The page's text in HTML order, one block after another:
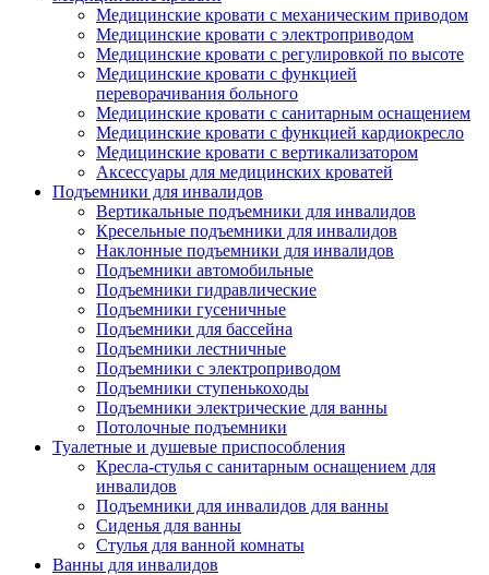
Медицинские кровати с механическим приводом
Медицинские кровати с электроприводом
Медицинские кровати с регулировкой по высоте
Медицинские кровати с функцией
переворачивания больного
Медицинские кровати с санитарным оснащением
Медицинские кровати с функцией кардиокресло
Медицинские кровати с вертикализатором
Аксессуары для медицинских кроватей
Подъемники для инвалидов
Вертикальные подъемники для инвалидов
Кресельные подъемники для инвалидов
Наклонные подъемники для инвалидов
Подъемники автомобильные
Подъемники гидравлические
Подъемники гусеничные
Подъемники для бассейна
Подъемники лестничные
Подъемники с электроприводом
Подъемники ступенькоходы
Подъемники электрические для ванны
Потолочные подъемники
Туалетные и душевые приспособления
Кресла-стулья с санитарным оснащением для
инвалидов
Подъемники для инвалидов для ванны
Сиденья для ванны
Стулья для ванной комнаты
Ванны для инвалидов